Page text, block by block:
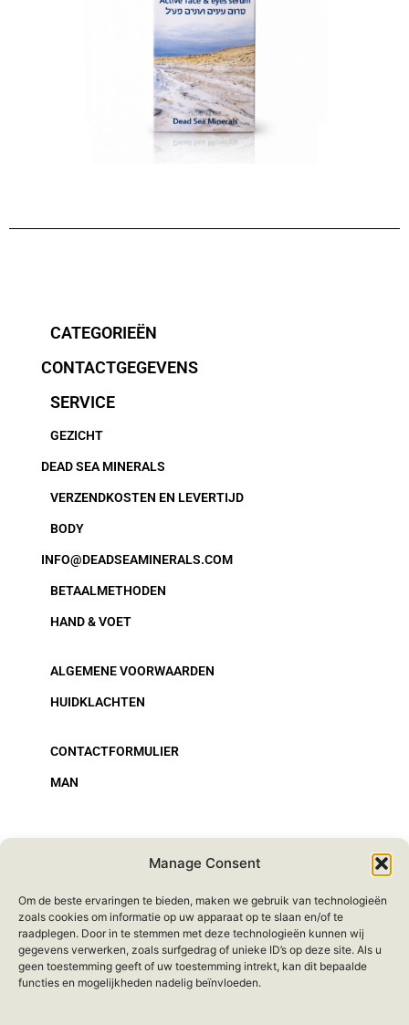
Manage Consent
Om de beste ervaringen te bieden, maken we gebruik van technologieën
zoals cookies om informatie op uw apparaat op te slaan en/of te
raadplegen. Door in te stemmen met deze technologieën kunnen wij
gegevens verwerken, zoals surfgedrag of unieke ID’s op deze site. Als u
geen toestemming geeft of uw toestemming intrekt, kan dit bepaalde
functies en mogelijkheden nadelig beïnvloeden.
CATEGORIEËN
CONTACTGEGEVENS
SERVICE
GEZICHT
DEAD SEA MINERALS
VERZENDKOSTEN EN LEVERTIJD
BODY
INFO@DEADSEAMINERALS.COM
BETAALMETHODEN
HAND & VOET
ALGEMENE VOORWAARDEN
HUIDKLACHTEN
CONTACTFORMULIER
MAN
HAREN